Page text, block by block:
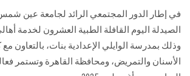
في إطار الدور المجتمعي الرائد لجامعة عين
الصيدلة اليوم القافلة الطبية العشرون لخدمة
وذلك بمدرسة الوايلي الإعدادية بنات،
الأسنان والتمريض، ومحافظة القاهرة وتستمر